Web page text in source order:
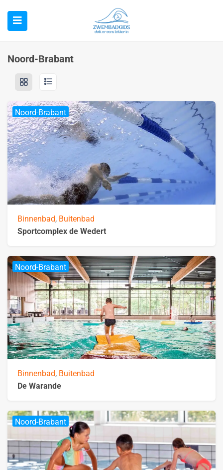
Noord-Brabant
Noord-Brabant
Binnenbad, Buitenbad
Sportcomplex de Wedert
Noord-Brabant
Binnenbad, Buitenbad
De Warande
Noord-Brabant